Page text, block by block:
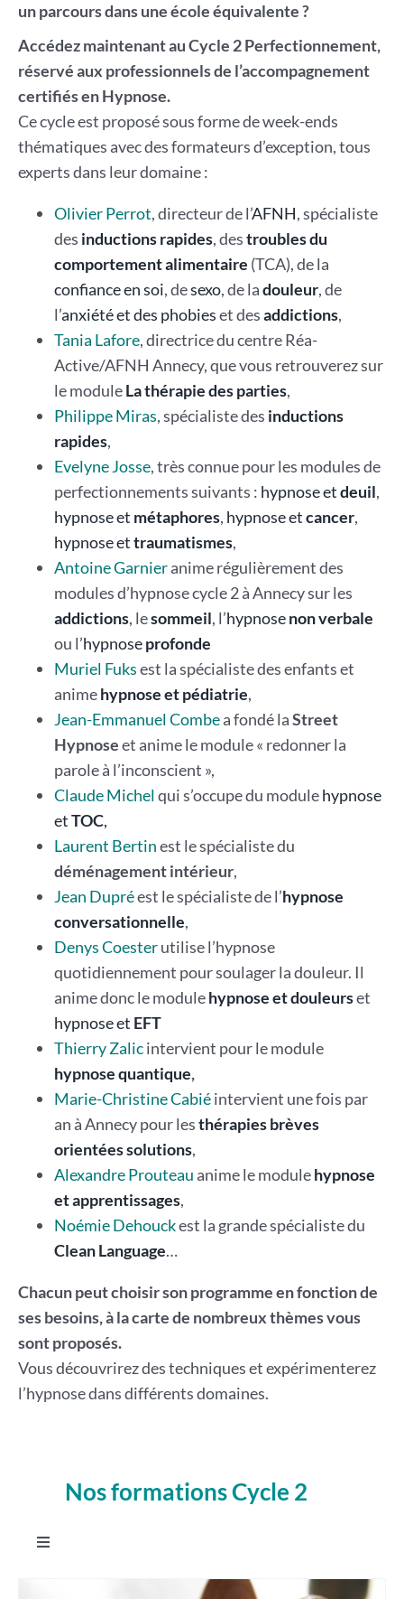
un parcours dans une école équivalente ?
Accédez maintenant au Cycle 2 Perfectionnement,
réservé aux professionnels de l’accompagnement
certifiés en Hypnose.
Ce cycle est proposé sous forme de week-ends
thématiques avec des formateurs d’exception, tous
experts dans leur domaine :
Olivier Perrot, directeur de l’AFNH, spécialiste
des inductions rapides, destroubles du
comportement alimentaire (TCA), de la
confiance en soi, desexo, de ladouleur, de
l’anxiété et des phobieset desaddictions,
Tania Lafore, directrice du centre Réa-
Active/AFNH Annecy, que vous retrouverez sur
le moduleLa thérapie des parties,
Philippe Miras, spécialiste des inductions
rapides,
Evelyne Josse, très connue pour les modules de
perfectionnements suivants : hypnose etdeuil,
hypnose et métaphores, hypnose etcancer,
hypnose ettraumatismes,
Antoine Garnieranime régulièrement des
modules d’hypnose cycle 2 à Annecy sur les
addictions, lesommeil, l’hypnosenon verbale
ou l’hypnoseprofonde
Muriel Fuksest la spécialiste des enfants et
animehypnose et pédiatrie,
Jean-Emmanuel Combea fondé laStreet
Hypnoseet anime le module « redonner la
parole à l’inconscient »,
Claude Michelqui s’occupe du modulehypnose
etTOC,
Laurent Bertinest le spécialiste du
déménagement intérieur,
Jean Dupréest le spécialiste de l’hypnose
conversationnelle,
Denys Coesterutilise l’hypnose
quotidiennement pour soulager la douleur. Il
anime donc le modulehypnose et douleurset
hypnose et EFT
Thierry Zalicintervient pour le module
hypnose quantique,
Marie-Christine Cabiéintervient une fois par
an à Annecy pour lesthérapies brèves
orientées solutions,
Alexandre Prouteau anime le modulehypnose
et apprentissages,
Noémie Dehouckest la grande spécialiste du
Clean Language…
Chacun peut choisir son programme en fonction de
ses besoins, à la carte de nombreux thèmes vous
sont proposés.
Vous découvrirez des techniques et expérimenterez
l’hypnose dans différents domaines.
Nos formations Cycle 2
Toggle
Intégrer Les constellations systémiques familiales en